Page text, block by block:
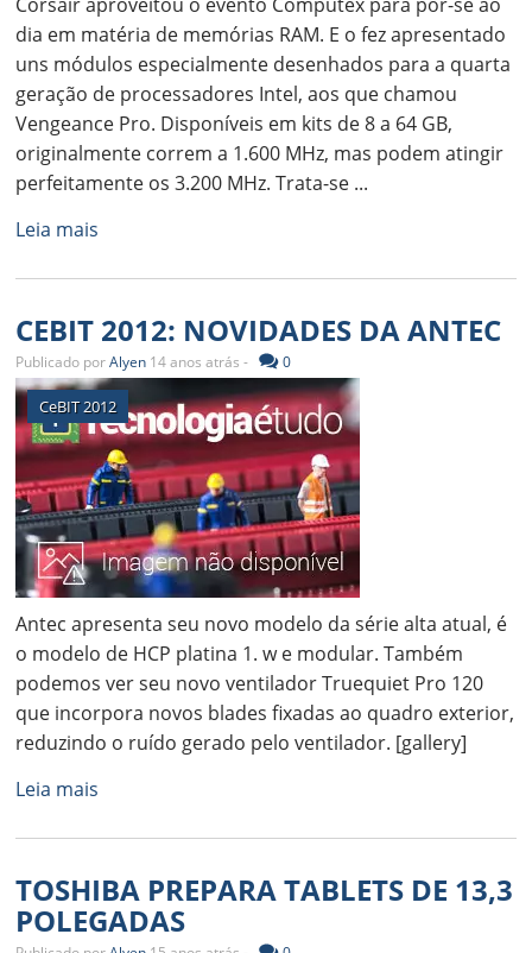
dia em matéria de memórias RAM. E o fez apresentado
uns módulos especialmente desenhados para a quarta
geração de processadores Intel, aos que chamou
Vengeance Pro. Disponíveis em kits de 8 a 64 GB,
originalmente correm a 1.600 MHz, mas podem atingir
perfeitamente os 3.200 MHz. Trata-se ...
Leia mais
CEBIT 2012: NOVIDADES DA ANTEC
Publicado porAlyen 14 anos atrás - 0
CeBIT 2012
Antec apresenta seu novo modelo da série alta atual, é
o modelo de HCP platina 1. w e modular. Também
podemos ver seu novo ventilador Truequiet Pro 120
que incorpora novos blades fixadas ao quadro exterior,
reduzindo o ruído gerado pelo ventilador. [gallery]
Leia mais
TOSHIBA PREPARA TABLETS DE 13,3
POLEGADAS